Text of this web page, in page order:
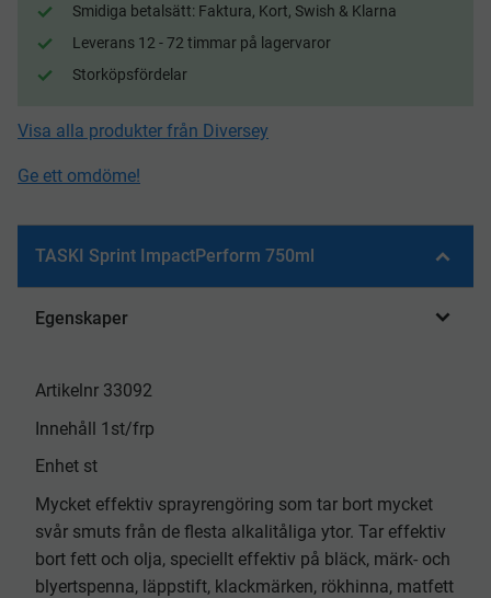
Smidiga betalsätt: Faktura, Kort, Swish & Klarna
Leverans 12 - 72 timmar på lagervaror
Storköpsfördelar
Visa alla produkter från Diversey
Ge ett omdöme!
TASKI Sprint ImpactPerform 750ml
Egenskaper
Artikelnr 33092
Innehåll 1st/frp
Enhet st
Mycket effektiv sprayrengöring som tar bort mycket
svår smuts från de flesta alkalitåliga ytor. Tar effektiv
bort fett och olja, speciellt effektiv på bläck, märk- och
blyertspenna, läppstift, klackmärken, rökhinna, matfett